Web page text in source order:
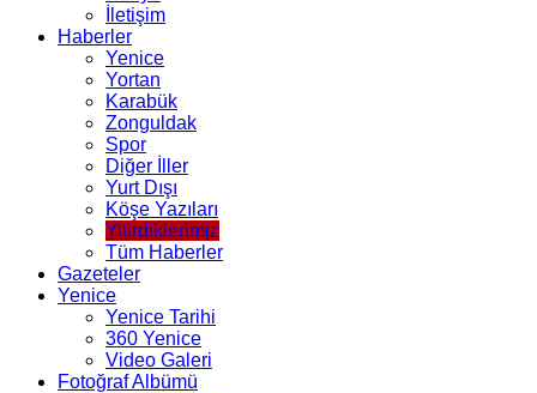
İletişim
Haberler
Yenice
Yortan
Karabük
Zonguldak
Spor
Diğer İller
Yurt Dışı
Köşe Yazıları
Yitirdiklerimiz
Tüm Haberler
Gazeteler
Yenice
Yenice Tarihi
360 Yenice
Video Galeri
Fotoğraf Albümü